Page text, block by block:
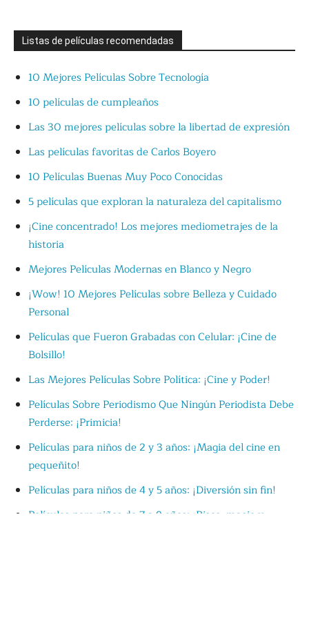
Listas de películas recomendadas
10 Mejores Películas Sobre Tecnología
10 películas de cumpleaños
Las 30 mejores películas sobre la libertad de expresión
Las películas favoritas de Carlos Boyero
10 Películas Buenas Muy Poco Conocidas
5 películas que exploran la naturaleza del capitalismo
¡Cine concentrado! Los mejores mediometrajes de la
historia
Mejores Películas Modernas en Blanco y Negro
¡Wow! 10 Mejores Películas sobre Belleza y Cuidado
Personal
Películas que Fueron Grabadas con Celular: ¡Cine de
Bolsillo!
Las Mejores Películas Sobre Política: ¡Cine y Poder!
Películas Sobre Periodismo Que Ningún Periodista Debe
Perderse: ¡Primicia!
Películas para niños de 2 y 3 años: ¡Magia del cine en
pequeñito!
Películas para niños de 4 y 5 años: ¡Diversión sin fin!
Películas para niños de 7 a 9 años: ¡Risas, magia y